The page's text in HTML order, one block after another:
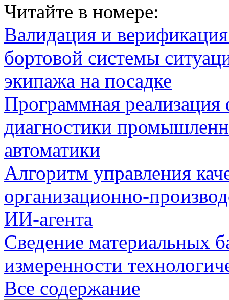
Читайте в номере:
Валидация и
бортовой системы
экипажа на посадке
Программная
диагностики
автоматики
Алгоритм управления
организационно-
ИИ-агента
Сведение материальных
измеренности
Все содержание